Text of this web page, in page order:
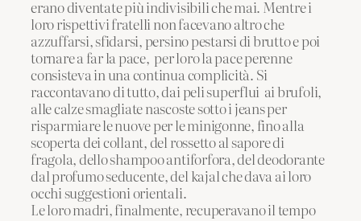
erano diventate più indivisibili che mai. Mentre i
loro rispettivi fratelli non facevano altro che
azzuffarsi, sfidarsi, persino pestarsi di brutto e poi
tornare a far la pace, per loro la pace perenne
consisteva in una continua complicità. Si
raccontavano di tutto, dai peli superflui ai brufoli,
alle calze smagliate nascoste sotto i jeans per
risparmiare le nuove per le minigonne, fino alla
scoperta dei collant, del rossetto al sapore di
fragola, dello shampoo antiforfora, del deodorante
dal profumo seducente, del kajal che dava ai loro
occhi suggestioni orientali.
Le loro madri, finalmente, recuperavano il tempo